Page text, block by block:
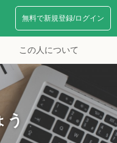
無料で新規登録/ログイン
この人について
う